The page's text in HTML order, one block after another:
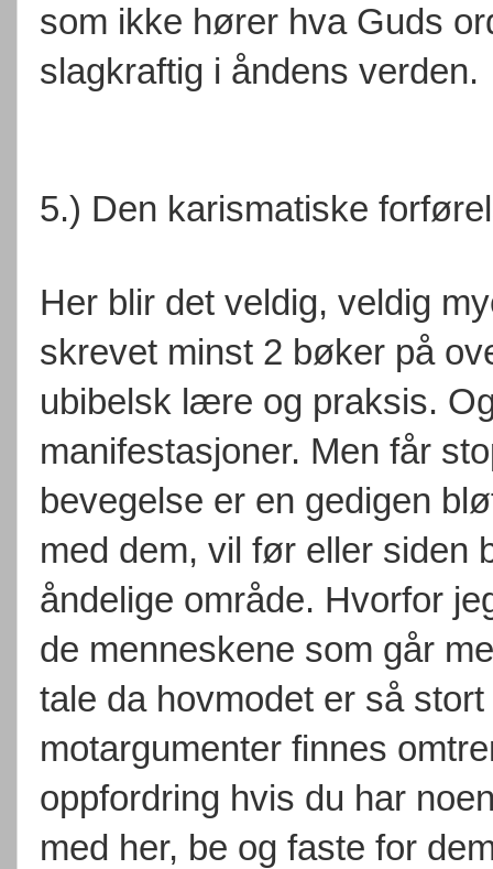
som ikke hører hva Guds
slagkraftig i åndens verden.
5.) Den karismatiske
Her blir det veldig, veldig
skrevet minst 2 bøker på
ubibelsk lære og praksis.
manifestasjoner. Men får
bevegelse er en gedigen
med dem, vil før eller siden
åndelige område. Hvorfor
de menneskene som går
tale da hovmodet er så
motargumenter finnes
oppfordring hvis du har
med her, be og faste for